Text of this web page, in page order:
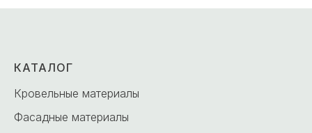
КАТАЛОГ
Кровельные материалы
Фасадные материалы